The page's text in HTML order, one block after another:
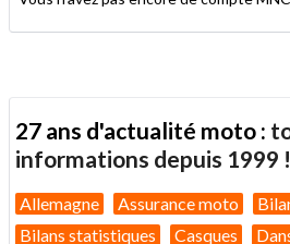
27 ans d'actualité moto :
informations depuis 1999 !
Allemagne Assurance moto
Bilans statistiques
Casques